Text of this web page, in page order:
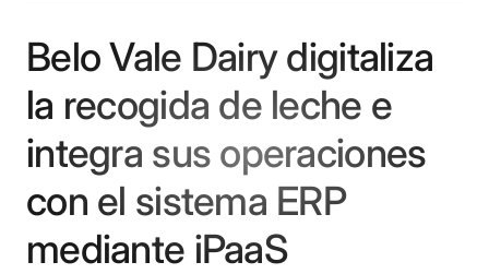
Belo Vale Dairy digitaliza
la recogida de leche e
integra sus operaciones
con el sistema ERP
mediante iPaaS